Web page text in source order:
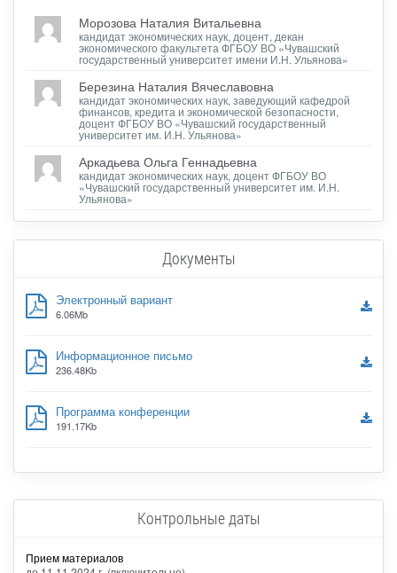
Морозова Наталия Витальевна
кандидат экономических наук, доцент, декан
экономического факультета ФГБОУ ВО «Чувашский
государственный университет имени И.Н. Ульянова»
Березина Наталия Вячеславовна
кандидат экономических наук, заведующий кафедрой
финансов, кредита и экономической безопасности,
доцент ФГБОУ ВО «Чувашский государственный
университет им. И.Н. Ульянова»
Аркадьева Ольга Геннадьевна
кандидат экономических наук, доцент ФГБОУ ВО
«Чувашский государственный университет им. И.Н.
Ульянова»
Документы
Электронный вариант
6.06Mb
Информационное письмо
236.48Kb
Программа конференции
191.17Kb
Контрольные даты
Прием материалов